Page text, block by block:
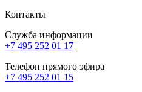
Контакты
Служба информации
+7 495 252 01 17
Телефон прямого эфира
+7 495 252 01 15